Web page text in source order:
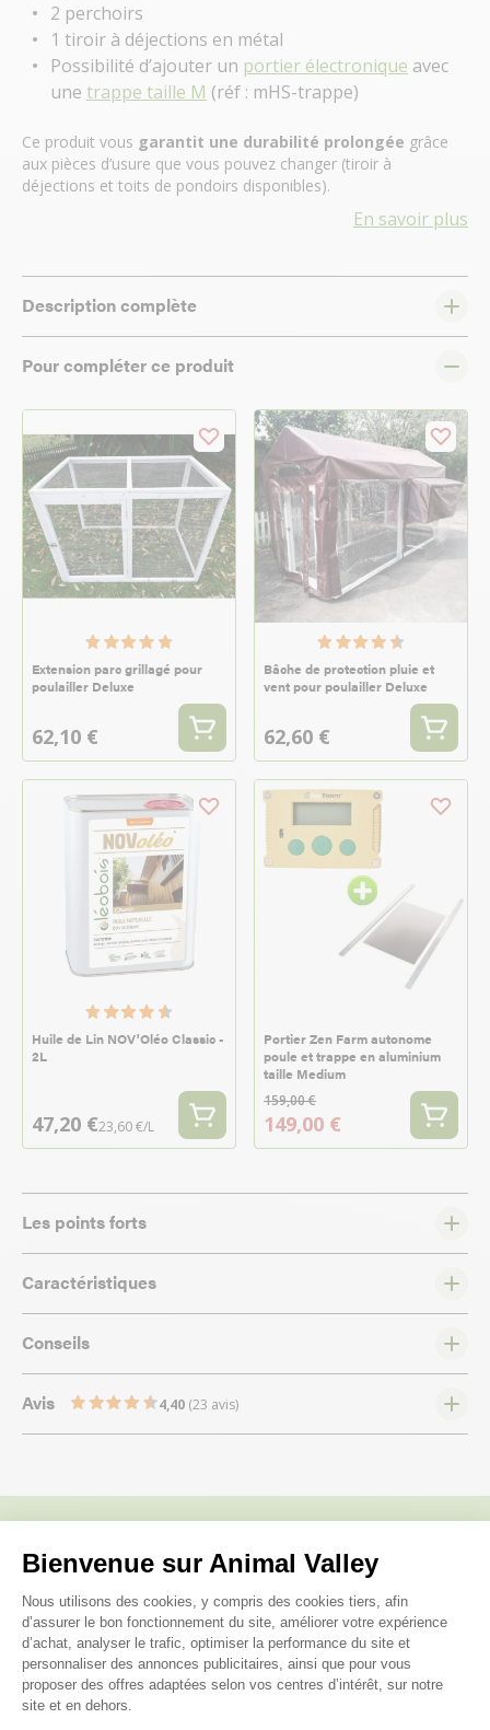
Bienvenue sur Animal Valley
Plateforme de Gestion du
Nous utilisons des cookies, y compris des cookies tiers, afin
d’assurer le bon fonctionnement du site, améliorer votre expérience
d’achat, analyser le trafic, optimiser la performance du site et
personnaliser des annonces publicitaires, ainsi que pour vous
proposer des offres adaptées selon vos centres d’intérêt, sur notre
site et en dehors.
2 perchoirs
1 tiroir à déjections en métal
Possibilité d’ajouter un portier électronique avec
une trappe taille M (réf : mHS-trappe)
Ce produit vous garantit une durabilité prolongée grâce
aux pièces d’usure que vous pouvez changer (tiroir à
déjections et toits de pondoirs disponibles).
En savoir plus
Description complète
Pour compléter ce produit
Extension parc grillagé pour
poulailler Deluxe
62,10 €
Bâche de protection pluie et
vent pour poulailler Deluxe
62,60 €
Huile de Lin NOV'Oléo Classic -
2L
47,20 €23,60 €/L
Portier Zen Farm autonome
poule et trappe en aluminium
taille Medium
159,00 €
149,00 €
Les points forts
Caractéristiques
Conseils
Avis 4,40 (23 avis)
Les questions posées par nos
clients ;)
Le bois est-il traité ?